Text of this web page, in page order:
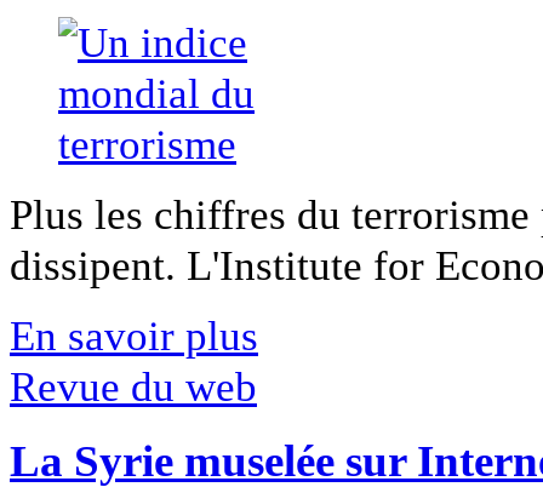
Plus les chiffres du
dissipent. L'Institute for
En savoir plus
Revue du web
La Syrie muselée sur